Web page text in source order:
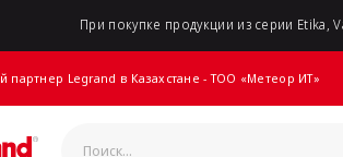
При покупке продукции из серии Etika,
партнер Legrand в Казахстане - ТОО «Метеор ИТ»